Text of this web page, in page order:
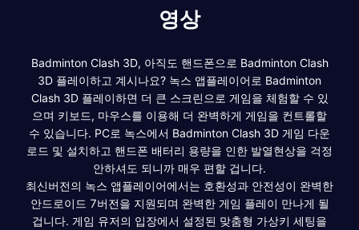
영상
Badminton Clash 3D, 아직도 핸드폰으로 Badminton Clash
3D 플레이하고 계시나요? 녹스 앱플레이어로 Badminton
Clash 3D 플레이하면 더 큰 스크린으로 게임을 체험할 수 있
으며 키보드, 마우스를 이용해 더 완벽하게 게임을 컨트롤할
수 있습니다. PC로 녹스에서 Badminton Clash 3D 게임 다운
로드 및 설치하고 핸드폰 배터리 용량을 인한 발열현상을 걱정
안하셔도 되니까 매우 편할 겁니다.
최신버전의 녹스 앱플레이어에서는 호환성과 안전성이 완벽한
안드로이드 7버전을 지원되며 완벽한 게임 플레이 만나게 될
겁니다. 게임 유저의 입장에서 설정된 맞춤형 가상키 세팅을